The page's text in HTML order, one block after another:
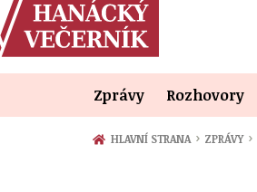
Zprávy Rozhovory
HLAVNÍ STRANA › ZPRÁVY ›